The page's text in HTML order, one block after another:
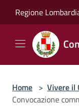
Regione
Home > Vivere il
Convocazione